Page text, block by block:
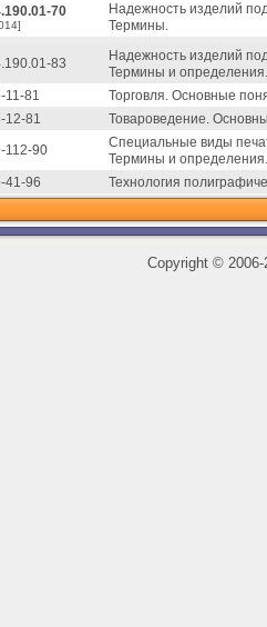
70
Надежность изделий
Термины.
83
Надежность изделий
Термины и определения.
81
Торговля. Основные
12-81
Товароведение.
90
Специальные виды
Термины и определения.
41-96
Технология
Copyright ©